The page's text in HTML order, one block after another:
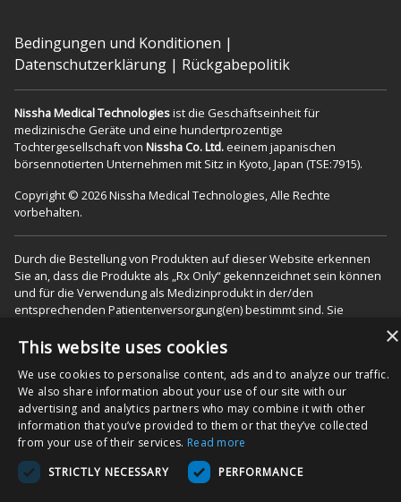
Bedingungen und Konditionen |
Datenschutzerklärung | Rückgabepolitik
Nissha Medical Technologiesist die Geschäftseinheit für
medizinische Geräte und eine hundertprozentige
Tochtergesellschaft von Nissha Co. Ltd. eeinem japanischen
börsennotierten Unternehmen mit Sitz in Kyoto, Japan (TSE:7915).
Copyright © 2026 Nissha Medical Technologies, Alle Rechte
vorbehalten.
Durch die Bestellung von Produkten auf dieser Website erkennen
Sie an, dass die Produkte als „Rx Only“ gekennzeichnet sein können
und für die Verwendung als Medizinprodukt in der/den
entsprechenden Patientenversorgung(en) bestimmt sind. Sie
der Gebrauchsanweisung (DFU) zu verwenden, die auf der
ist, und stimmen zu, dass die DFU befolgt wird, um die
ordnungsgemäße Verwendung und Funktionalität des Produkts
sicherzustellen. "
×
This website uses cookies
We use cookies to personalise content, ads and to analyze our traffic.
We also share information about your use of our site with our
advertising and analytics partners who may combine it with other
information that you’ve provided to them or that they’ve collected
from your use of their services. Read more
STRICTLY NECESSARY
PERFORMANCE